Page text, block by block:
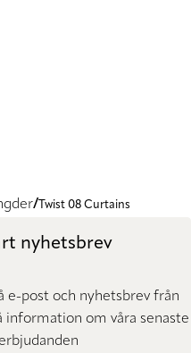
Twist 08 Curtains
nyhetsbrev
e-post och nyhetsbrev från
om våra senaste